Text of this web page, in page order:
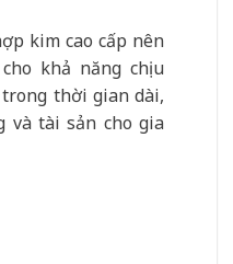
kim cao cấp nên
khả năng chịu
thời gian dài,
và tài sản cho gia